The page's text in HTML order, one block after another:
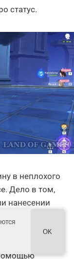
статус.
в неплохого
Дело в том,
нанесении
10 единиц
можно
сделать за 6
OK